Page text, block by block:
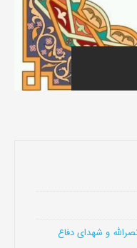
و شهدای دفاع